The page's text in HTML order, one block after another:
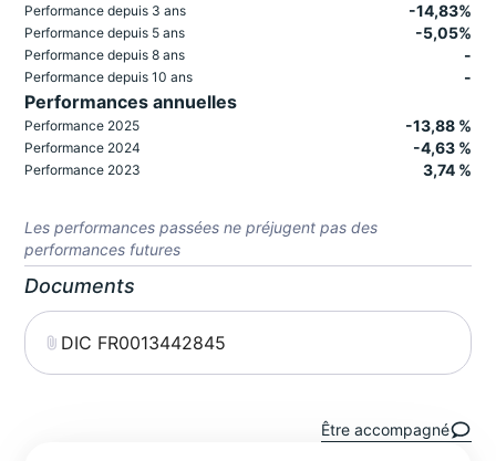
Performance depuis 3 ans -14,83%
Performance depuis 5 ans -5,05%
Performance depuis 8 ans -
Performance depuis 10 ans -
Performances annuelles
Performance 2025 -13,88 %
Performance 2024 -4,63 %
Performance 2023 3,74 %
Les performances passées ne préjugent pas des
performances futures
Documents
DIC FR0013442845
Être accompagné